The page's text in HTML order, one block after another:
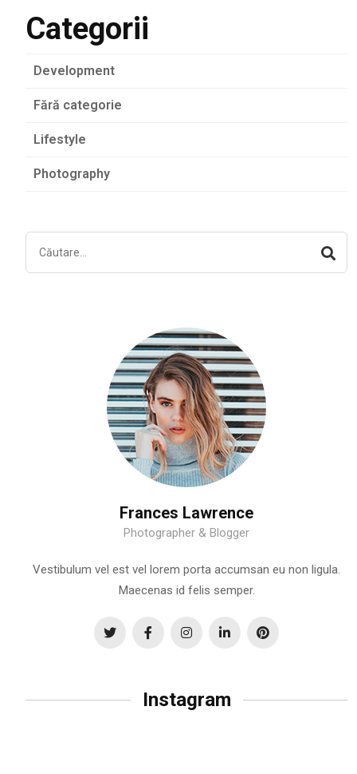
Categorii
Development
Fără categorie
Lifestyle
Photography
Frances Lawrence
Photographer & Blogger
Vestibulum vel est vel lorem porta accumsan eu non ligula.
Maecenas id felis semper.
Instagram